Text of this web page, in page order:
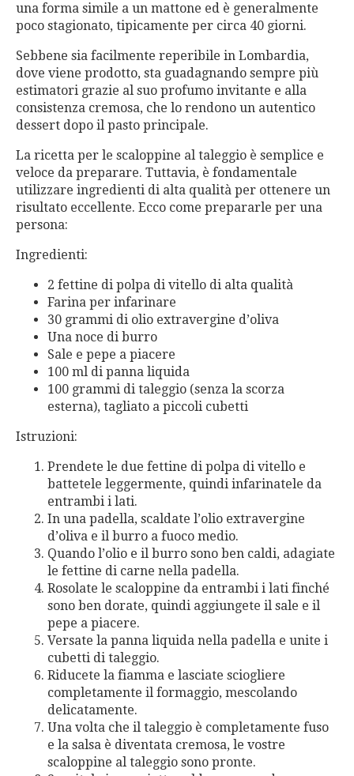
una forma simile a un mattone ed è generalmente
poco stagionato, tipicamente per circa 40 giorni.
Sebbene sia facilmente reperibile in Lombardia,
dove viene prodotto, sta guadagnando sempre più
estimatori grazie al suo profumo invitante e alla
consistenza cremosa, che lo rendono un autentico
dessert dopo il pasto principale.
La ricetta per le scaloppine al taleggio è semplice e
veloce da preparare. Tuttavia, è fondamentale
utilizzare ingredienti di alta qualità per ottenere un
risultato eccellente. Ecco come prepararle per una
persona:
Ingredienti:
2 fettine di polpa di vitello di alta qualità
Farina per infarinare
30 grammi di olio extravergine d’oliva
Una noce di burro
Sale e pepe a piacere
100 ml di panna liquida
100 grammi di taleggio (senza la scorza
esterna), tagliato a piccoli cubetti
Istruzioni:
Prendete le due fettine di polpa di vitello e
battetele leggermente, quindi infarinatele da
entrambi i lati.
In una padella, scaldate l’olio extravergine
d’oliva e il burro a fuoco medio.
Quando l’olio e il burro sono ben caldi, adagiate
le fettine di carne nella padella.
Rosolate le scaloppine da entrambi i lati finché
sono ben dorate, quindi aggiungete il sale e il
pepe a piacere.
Versate la panna liquida nella padella e unite i
cubetti di taleggio.
Riducete la fiamma e lasciate sciogliere
completamente il formaggio, mescolando
delicatamente.
Una volta che il taleggio è completamente fuso
e la salsa è diventata cremosa, le vostre
scaloppine al taleggio sono pronte.